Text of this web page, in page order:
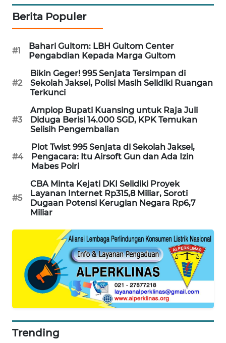
Berita Populer
#1
Bahari Gultom: LBH Gultom Center
Pengabdian Kepada Marga Gultom
#2
Bikin Geger! 995 Senjata Tersimpan di
Sekolah Jaksel, Polisi Masih Selidiki Ruangan
Terkunci
#3
Amplop Bupati Kuansing untuk Raja Juli
Diduga Berisi 14.000 SGD, KPK Temukan
Selisih Pengembalian
#4
Plot Twist 995 Senjata di Sekolah Jaksel,
Pengacara: Itu Airsoft Gun dan Ada Izin
Mabes Polri
#5
CBA Minta Kejati DKI Selidiki Proyek
Layanan Internet Rp315,8 Miliar, Soroti
Dugaan Potensi Kerugian Negara Rp6,7
Miliar
Trending
NEWS
NEWS
METRO
SIANTAR
NEWS
METRO
MEDAN
METRO
JAKARTA
NEWS
KRT
NEWS
JURNAL
HUMBANG
NEWS